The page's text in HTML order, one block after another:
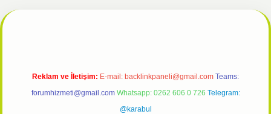
giriş
Reklam ve İletişim: E-mail: backlinkpaneli@gmail.com Teams:
forumhizmeti@gmail.com Whatsapp: 0262 606 0 726 Telegram:
@karabul